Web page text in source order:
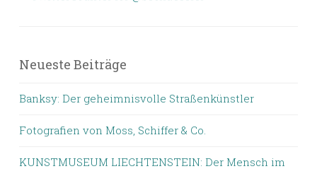
Neueste Beiträge
Banksy: Der geheimnisvolle Straßenkünstler
Fotografien von Moss, Schiffer & Co.
KUNSTMUSEUM LIECHTENSTEIN: Der Mensch im